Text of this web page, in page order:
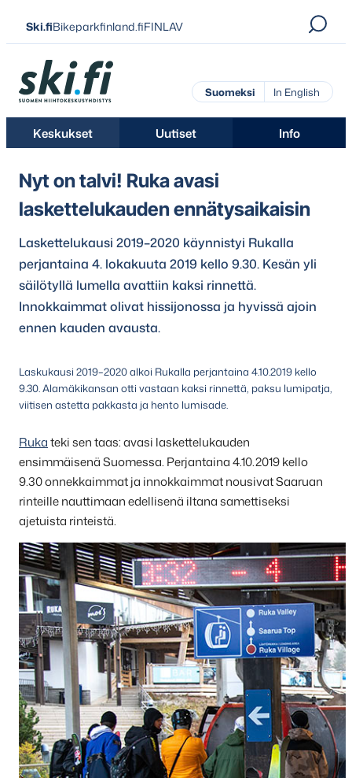
Siirry
suoraan
sisältöön
Ski.fiBikeparkfinland.fiFINLAV
Ski.fi
Suomeksi In English
Keskukset Uutiset Info
Nyt on talvi! Ruka avasi
laskettelukauden ennätysaikaisin
Laskettelukausi 2019–2020 käynnistyi Rukalla
perjantaina 4. lokakuuta 2019 kello 9.30. Kesän yli
säilötyllä lumella avattiin kaksi rinnettä.
Innokkaimmat olivat hissijonossa ja hyvissä ajoin
ennen kauden avausta.
Laskukausi 2019–2020 alkoi Rukalla perjantaina 4.10.2019 kello
9.30. Alamäkikansan otti vastaan kaksi rinnettä, paksu lumipatja,
viitisen astetta pakkasta ja hento lumisade.
Rukateki sen taas: avasi laskettelukauden
ensimmäisenä Suomessa. Perjantaina 4.10.2019 kello
9.30 onnekkaimmat ja innokkaimmat nousivat Saaruan
rinteille nauttimaan edellisenä iltana samettiseksi
ajetuista rinteistä.